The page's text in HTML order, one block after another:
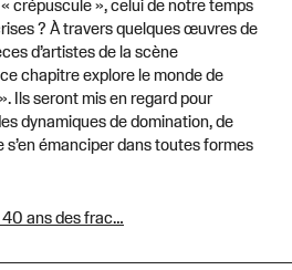
? À travers quelques œuvres de
d’artistes de la scène
chapitre explore le monde de
Ils seront mis en regard pour
dynamiques de domination, de
émanciper dans toutes formes
ans des frac…